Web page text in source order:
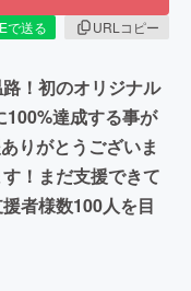
で送る
URLコピー
！初のオリジナル
100%達成する事が
りがとうございま
！まだ支援できて
者様数100人を目